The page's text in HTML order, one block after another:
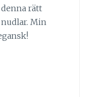
rätt
Min